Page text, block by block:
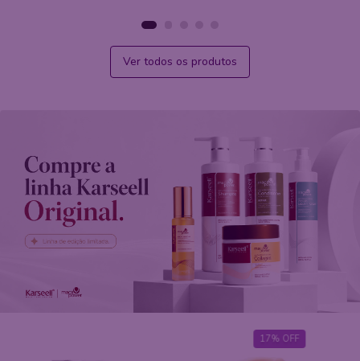
Ver todos os produtos
17% OFF